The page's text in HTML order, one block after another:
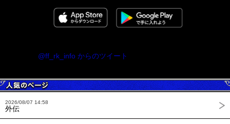
@ff_rk_info からのツイート
2026/08/07 14:58
外伝